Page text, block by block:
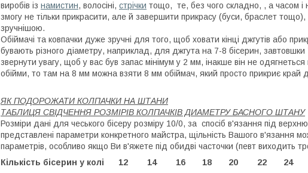
виробів із намистин, волосіні, стрічки тощо, те, без чого складно, , а часом
змогу не тільки прикрасити, але й завершити прикрасу (буси, браслет тощо),
зручнішою.
Обіймачі та ковпачки дуже зручні для того, щоб ховати кінці джгутів або
бувають різного діаметру, наприклад, для джгута на 7-8 бісерин,
звернути увагу, щоб у вас був запас мінімум у 2 мм, інакше він не
обійми, то там на 8 мм можна взяти 8 мм обіймач, який просто прикриє край
ЯК ПОДОРОЖАТИ КОЛПАЧКИ НА ШТАНИ
ТАБЛИЦЯ СВІДЧЕННЯ РОЗМІРІВ КОЛПАЧКІВ ДИАМЕТРУ БАСНОГО ШТАНУ
Розміри дані для чеського бісеру розміру 10/0, за спосіб в'язання під
представлені параметри конкретного майстра, щільність Вашого в'язання
параметрів, особливо якщо Ви в'яжете під обидві часточки (певт виходить
Кількість бісерин у колі 12 14 16 18 20 22